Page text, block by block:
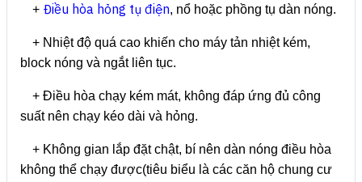
+ Điều hòa hỏng tụ điện, nổ hoặc phồng tụ dàn nóng.
+ Nhiệt độ quá cao khiến cho máy tản nhiệt kém,
block nóng và ngắt liên tục.
+ Điều hòa chạy kém mát, không đáp ứng đủ công
suất nên chạy kéo dài và hỏng.
+ Không gian lắp đặt chật, bí nên dàn nóng điều hòa
không thể chạy được(tiêu biểu là các căn hộ chung cư